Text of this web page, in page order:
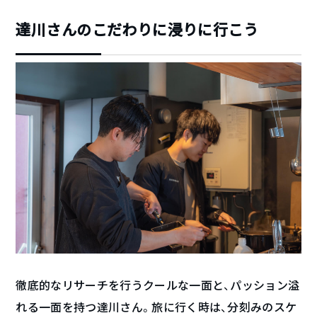
達川さんのこだわりに浸りに行こう
徹底的なリサーチを行うクールな一面と、パッション溢
れる一面を持つ達川さん。旅に行く時は、分刻みのスケ